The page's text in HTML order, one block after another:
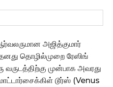
அஜித்குமார்
தொழில்முறை ரேஸிங்
வருடத்திற்கு முன்பாக அவரது
டூர்ஸ் (Venus